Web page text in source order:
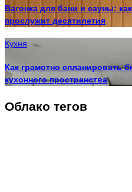
Вагонка для бани и сауны:
прослужит десятилетия
Кухня
Как грамотно спланировать
кухонного пространства
Облако тегов